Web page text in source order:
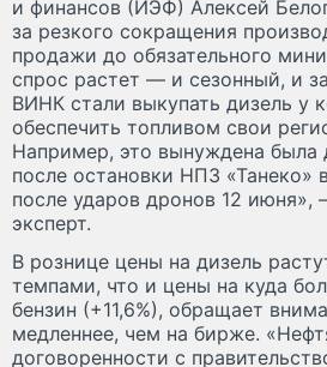
и финансов (ИЭФ) Алексей
за резкого сокращения
продажи до обязательного
спрос растет — и сезонный, и
ВИНК стали выкупать дизель у
обеспечить топливом свои
Например, это вынуждена была
после остановки НПЗ «Танеко»
после ударов дронов 12 июня»,
эксперт.
В рознице цены на дизель
темпами, что и цены на куда
бензин (+11,6%), обращает
медленнее, чем на бирже.
договоренности с